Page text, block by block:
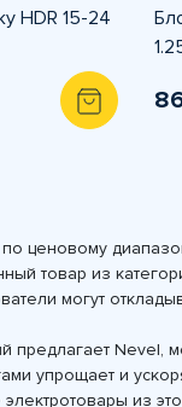
HDR 15-24
ценовому
товар из
могут
предлагает
упрощает и
из